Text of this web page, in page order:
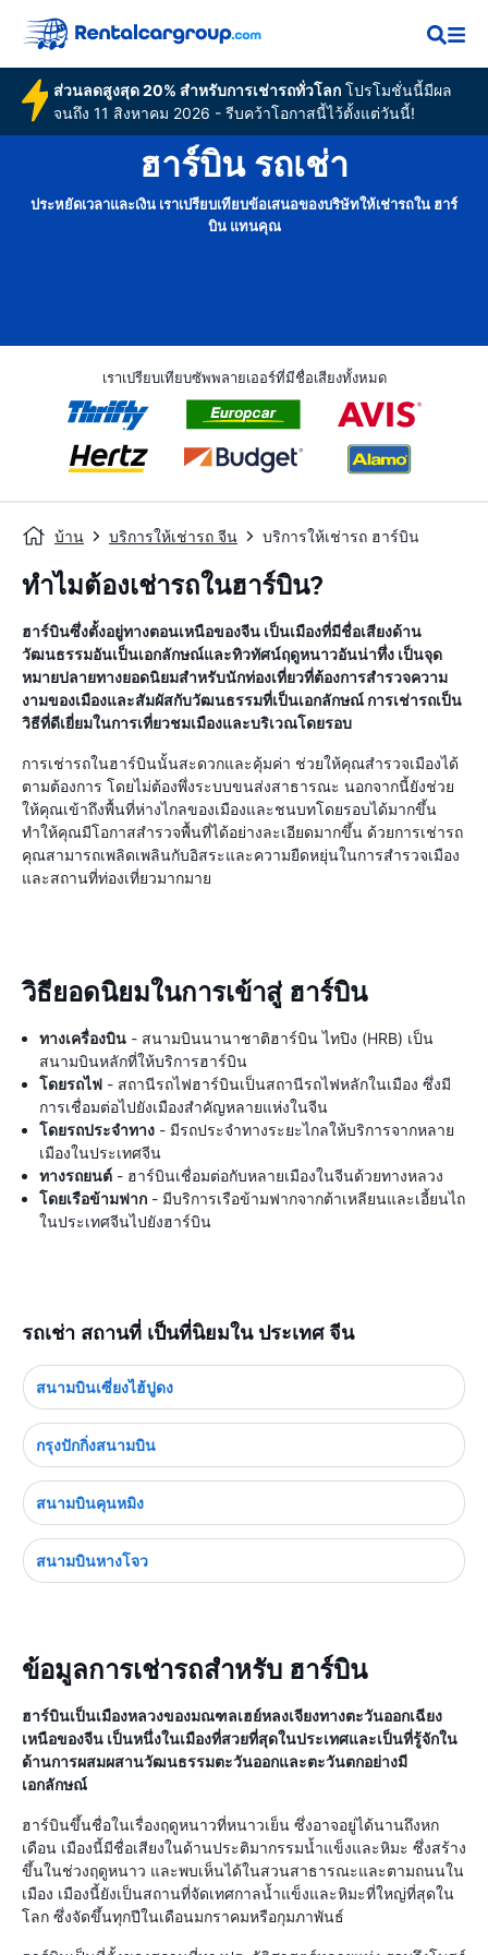
ส่วนลดสูงสุด 20% สำหรับการเช่ารถทั่วโลกโปรโมชั่นนี้มีผล
จนถึง 11 สิงหาคม 2026 - รีบคว้าโอกาสนี้ไว้ตั้งแต่วันนี้!
ฮาร์บิน รถเช่า
ประหยัดเวลาและเงิน เราเปรียบเทียบข้อเสนอของบริษัทให้เช่ารถใน ฮาร์
บิน แทนคุณ
เราเปรียบเทียบซัพพลายเออร์ที่มีชื่อเสียงทั้งหมด
บ้าน บริการให้เช่ารถ จีน บริการให้เช่ารถ ฮาร์บิน
ทำไมต้องเช่ารถในฮาร์บิน?
ฮาร์บินซึ่งตั้งอยู่ทางตอนเหนือของจีน เป็นเมืองที่มีชื่อเสียงด้าน
วัฒนธรรมอันเป็นเอกลักษณ์และทิวทัศน์ฤดูหนาวอันน่าทึ่ง เป็นจุด
หมายปลายทางยอดนิยมสำหรับนักท่องเที่ยวที่ต้องการสำรวจความ
งามของเมืองและสัมผัสกับวัฒนธรรมที่เป็นเอกลักษณ์ การเช่ารถเป็น
วิธีที่ดีเยี่ยมในการเที่ยวชมเมืองและบริเวณโดยรอบ
การเช่ารถในฮาร์บินนั้นสะดวกและคุ้มค่า ช่วยให้คุณสำรวจเมืองได้
ตามต้องการ โดยไม่ต้องพึ่งระบบขนส่งสาธารณะ นอกจากนี้ยังช่วย
ให้คุณเข้าถึงพื้นที่ห่างไกลของเมืองและชนบทโดยรอบได้มากขึ้น
ทำให้คุณมีโอกาสสำรวจพื้นที่ได้อย่างละเอียดมากขึ้น ด้วยการเช่ารถ
คุณสามารถเพลิดเพลินกับอิสระและความยืดหยุ่นในการสำรวจเมือง
และสถานที่ท่องเที่ยวมากมาย
วิธียอดนิยมในการเข้าสู่ ฮาร์บิน
ทางเครื่องบิน - สนามบินนานาชาติฮาร์บิน ไทปิง (HRB) เป็น
สนามบินหลักที่ให้บริการฮาร์บิน
โดยรถไฟ - สถานีรถไฟฮาร์บินเป็นสถานีรถไฟหลักในเมือง ซึ่งมี
การเชื่อมต่อไปยังเมืองสำคัญหลายแห่งในจีน
โดยรถประจำทาง - มีรถประจำทางระยะไกลให้บริการจากหลาย
เมืองในประเทศจีน
ทางรถยนต์ - ฮาร์บินเชื่อมต่อกับหลายเมืองในจีนด้วยทางหลวง
โดยเรือข้ามฟาก - มีบริการเรือข้ามฟากจากต้าเหลียนและเอี้ยนไถ
ในประเทศจีนไปยังฮาร์บิน
รถเช่า สถานที่ เป็นที่นิยมใน ประเทศ จีน
สนามบินเซี่ยงไฮ้ปูดง
กรุงปักกิ่งสนามบิน
สนามบินคุนหมิง
สนามบินหางโจว
ข้อมูลการเช่ารถสำหรับ ฮาร์บิน
ฮาร์บินเป็นเมืองหลวงของมณฑลเฮย์หลงเจียงทางตะวันออกเฉียง
เหนือของจีน เป็นหนึ่งในเมืองที่สวยที่สุดในประเทศและเป็นที่รู้จักใน
ด้านการผสมผสานวัฒนธรรมตะวันออกและตะวันตกอย่างมี
เอกลักษณ์
ฮาร์บินขึ้นชื่อในเรื่องฤดูหนาวที่หนาวเย็น ซึ่งอาจอยู่ได้นานถึงหก
เดือน เมืองนี้มีชื่อเสียงในด้านประติมากรรมน้ำแข็งและหิมะ ซึ่งสร้าง
ขึ้นในช่วงฤดูหนาว และพบเห็นได้ในสวนสาธารณะและตามถนนใน
เมือง เมืองนี้ยังเป็นสถานที่จัดเทศกาลน้ำแข็งและหิมะที่ใหญ่ที่สุดใน
โลก ซึ่งจัดขึ้นทุกปีในเดือนมกราคมหรือกุมภาพันธ์